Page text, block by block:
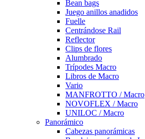
Bean bags
Juego anillos anadidos
Fuelle
Centrándose Rail
Reflector
Clips de flores
Alumbrado
Trípodes Macro
Libros de Macro
Vario
MANFROTTO / Macro
NOVOFLEX / Macro
UNILOC / Macro
Panorámico
Cabezas panorámicas